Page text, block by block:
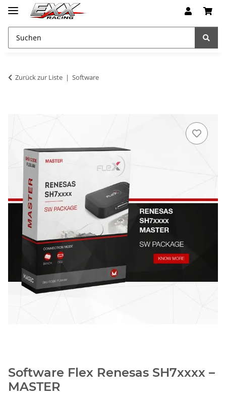
Zurück zur Liste Software
Software Flex Renesas SH7xxxx –
MASTER